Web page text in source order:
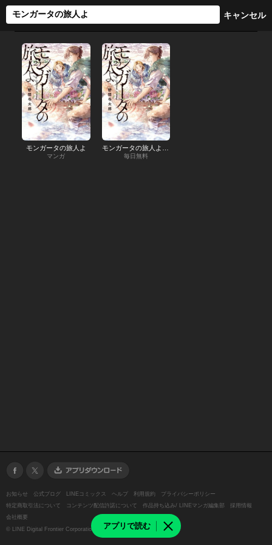
アプリで読む
モンガータの旅人よ
マンガ 毎日無料
お知らせ 公式ブログ LINEコミックス ヘルプ 利用規約
プライバシーポリシー
特定商取引法について
コンテンツ配信許諾について 作品持ち込み/ LINEマンガ編集部
採用情報
会社概要
© LINE Digital Frontier Corporation